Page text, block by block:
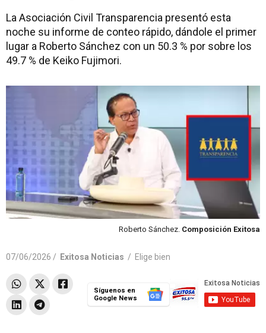
La Asociación Civil Transparencia presentó esta
noche su informe de conteo rápido, dándole el primer
lugar a Roberto Sánchez con un 50.3 % por sobre los
49.7 % de Keiko Fujimori.
Roberto Sánchez. Composición Exitosa
07/06/2026 / Exitosa Noticias / Elige bien
Síguenos en
Google News